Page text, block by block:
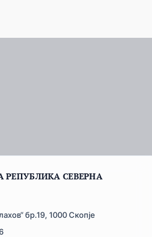
РЕПУБЛИКА СЕВЕРНА
бр.19, 1000 Скопје